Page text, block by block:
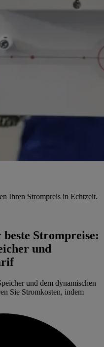
Ihren Strompreis in Echtzeit.
Strompreise:
und
und dem dynamischen
Sie Stromkosten, indem